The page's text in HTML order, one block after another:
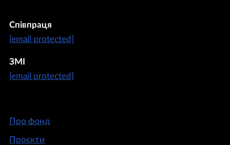
Співпраця
[email protected]
ЗМІ
[email protected]
Про фонд
Проєкти